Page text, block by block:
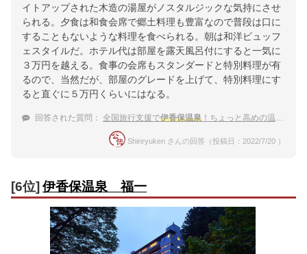
イトアップされた木造の湯屋がノスタルジックな気持にさせ
られる。夕食は和食会席で郷土料理も豊富なので普段は口に
することもないような料理を食べられる。朝は和洋ビュッフ
ェスタイルだ。ホテル代は部屋を露天風呂付にすると一気に
３万円を越える。食事の会席もスタンダードと特別料理が有
るので、当然だが、部屋のグレードを上げて、特別料理にす
ると直ぐに５万円くらいにはなる。
回答された質問： 全国旅行支援で伊香保温泉 ！ちょっと高めの温泉宿で贅沢したい。おすすめは？
Shinryuken さんの回答（投稿日：2022/7/20 ）
[6位] 伊香保温泉 福一